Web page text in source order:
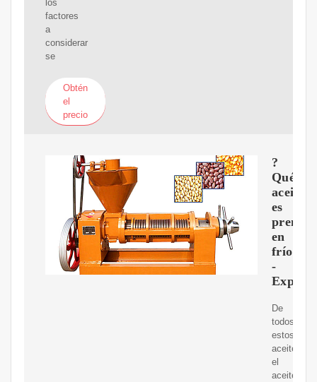
los
factores
a
considerar
se
Obtén
el
precio
?
Qué
aceite
es
en
frío?
-
De
todos
estos
aceites,
el
aceite